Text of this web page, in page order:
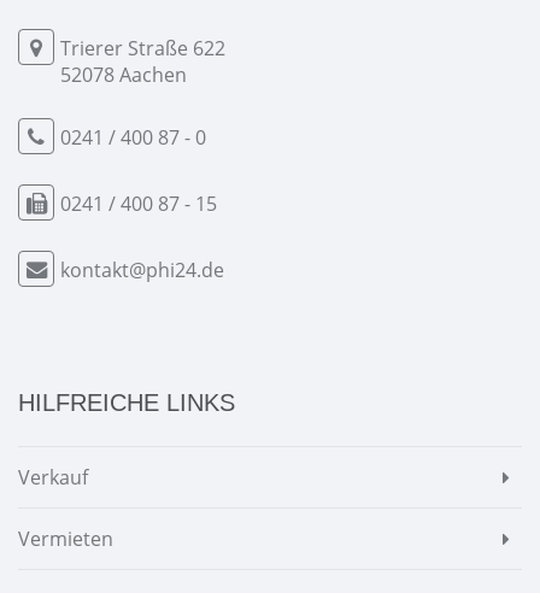
Trierer Straße 622
52078 Aachen
0241 / 400 87 - 0
0241 / 400 87 - 15
kontakt@phi24.de
HILFREICHE LINKS
Verkauf
Vermieten